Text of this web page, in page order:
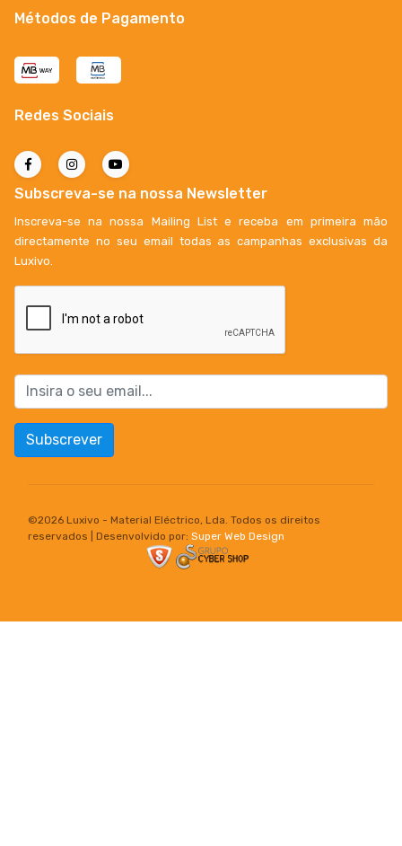
Métodos de Pagamento
Redes Sociais
Subscreva-se na nossa Newsletter
Inscreva-se na nossa Mailing List e receba em primeira mão
directamente no seu email todas as campanhas exclusivas da
Luxivo.
Subscrever
©2026 Luxivo - Material Eléctrico, Lda. Todos os direitos
reservados | Desenvolvido por: Super Web Design